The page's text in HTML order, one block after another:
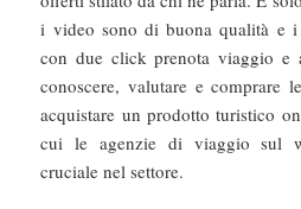
i video sono di buona qualità e
con due click prenota viaggio e
conoscere, valutare e comprare
acquistare un prodotto turistico
cui le agenzie di viaggio sul
cruciale nel settore.